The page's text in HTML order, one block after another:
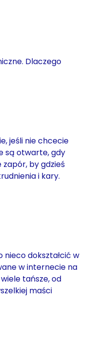
Dlaczego
jeśli nie chcecie
są otwarte, gdy
zapór, by gdzieś
i kary.
nieco dokształcić w
w internecie na
tańsze, od
maści